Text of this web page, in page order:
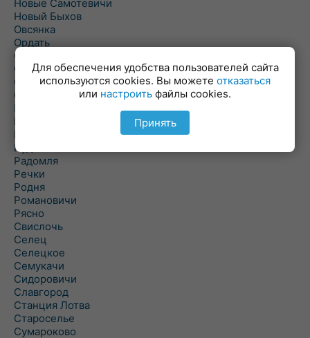
Новые Самотевичи
Новый Быхов
Овсянка
Ордать
Ореховка
Осиновка
Осиповичи
Осово
Павловичи
Паршино
Петуховка
Пудовня
Радомля
Речки
Родня
Романовичи
Рясно
Свислочь
Селец
Селецкое
Семукачи
Сидоровичи
Славгород
Станция Лотва
Староселье
Сумароково
Для обеспечения удобства пользователей сайта
используются cookies. Вы можете отказаться
или настроить файлы cookies.
Принять